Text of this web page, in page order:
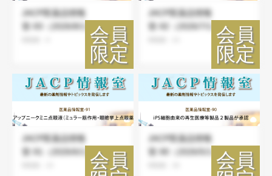
JACP医薬品情報
室-93（2026/8/1）
JACP医薬品情報
室-92（2026/7/1）
JACP医薬品情報
室-91（2026/6/1）
JACP医薬品情報
室-90（2026/5/1）